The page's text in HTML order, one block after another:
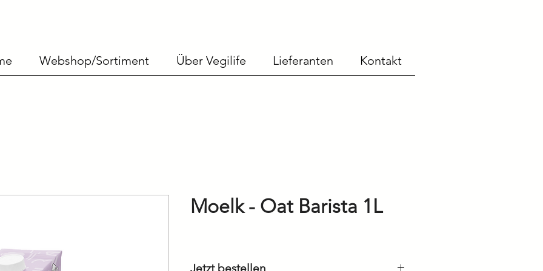
Webshop/Sortiment Über Vegilife Lieferanten Kontakt
Moelk - Oat Barista 1L